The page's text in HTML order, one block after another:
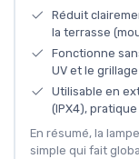
Réduit
la terrasse
Fonctionne
UV et le
Utilisable en
(IPX4),
En résumé, la lampe
simple qui fait